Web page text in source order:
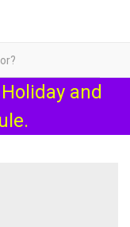
Holiday and
.